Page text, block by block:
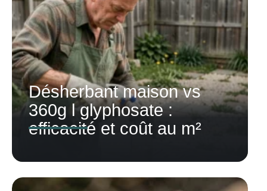
Désherbant maison vs
360g l glyphosate :
efficacité et coût au m²